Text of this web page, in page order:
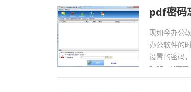
pdf密码
现如今办公
办公软件的
设置的密码
破解pdf密码